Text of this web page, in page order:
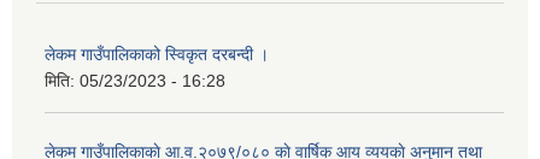
लेकम गाउँपालिकाको स्विकृत दरबन्दी ।
मिति: 05/23/2023 - 16:28
लेकम गाउँपालिकाकाे आ.व.२०७९/०८० काे वार्षिक आय व्ययकाे अनुमान तथा